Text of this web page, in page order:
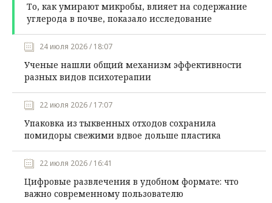
То, как умирают микробы, влияет на содержание
углерода в почве, показало исследование
24 июля 2026 / 18:07
Ученые нашли общий механизм эффективности
разных видов психотерапии
22 июля 2026 / 17:07
Упаковка из тыквенных отходов сохранила
помидоры свежими вдвое дольше пластика
22 июля 2026 / 16:41
Цифровые развлечения в удобном формате: что
важно современному пользователю